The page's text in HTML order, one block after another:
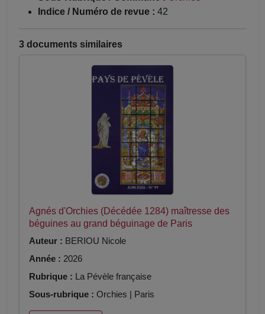
Indice / Numéro de revue : 42
3 documents similaires
Agnés d'Orchies (Décédée 1284) maîtresse des
béguines au grand béguinage de Paris
Auteur : BERIOU Nicole
Année : 2026
Rubrique : La Pévèle française
Sous-rubrique : Orchies | Paris